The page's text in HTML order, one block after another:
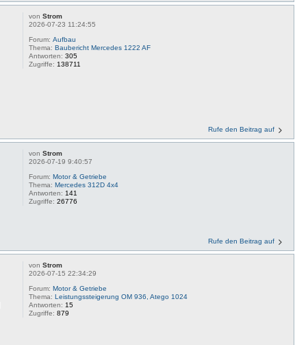
vonStrom
2026-07-23 11:24:55
Forum:Aufbau
Thema:Baubericht Mercedes 1222 AF
Antworten:305
Zugriffe: 138711
Rufe den Beitrag auf
vonStrom
2026-07-19 9:40:57
Forum:Motor & Getriebe
Thema:Mercedes 312D 4x4
Antworten: 141
Zugriffe:26776
Rufe den Beitrag auf
vonStrom
2026-07-15 22:34:29
Forum:Motor & Getriebe
Thema:Leistungssteigerung OM 936, Atego 1024
Antworten: 15
Zugriffe:879